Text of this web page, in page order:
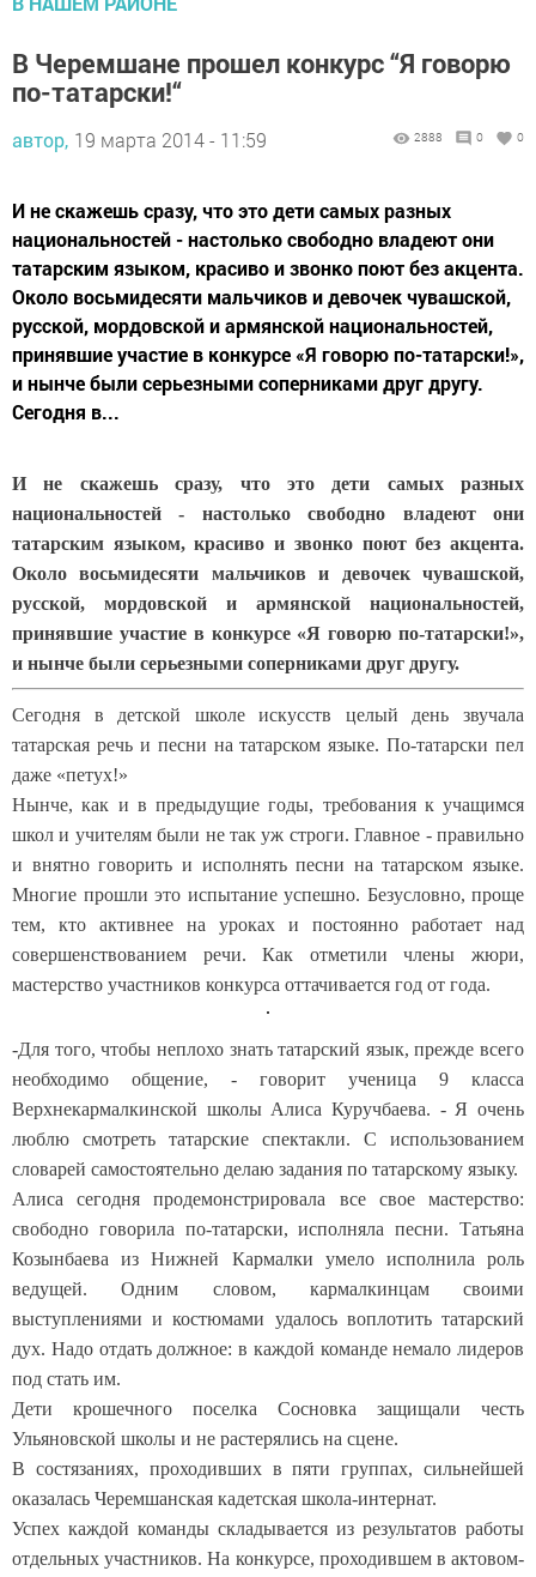
В Черемшане прошел конкурс “Я говорю
по-татарски!“
автор, 19 марта 2014 - 11:59 2888 0 0
И не скажешь сразу, что это дети самых разных
национальностей - настолько свободно владеют они
татарским языком, красиво и звонко поют без акцента.
Около восьмидесяти мальчиков и девочек чувашской,
русской, мордовской и армянской национальностей,
принявшие участие в конкурсе «Я говорю по-татарски!»,
и нынче были серьезными соперниками друг другу.
Сегодня в...
И не скажешь сразу, что это дети самых разных
национальностей - настолько свободно владеют они
татарским языком, красиво и звонко поют без акцента.
Около восьмидесяти мальчиков и девочек чувашской,
русской, мордовской и армянской национальностей,
принявшие участие в конкурсе «Я говорю по-татарски!»,
и нынче были серьезными соперниками друг другу.
Сегодня в детской школе искусств целый день звучала
татарская речь и песни на татарском языке. По-татарски пел
даже «петух!»
Нынче, как и в предыдущие годы, требования к учащимся
школ и учителям были не так уж строги. Главное - правильно
и внятно говорить и исполнять песни на татарском языке.
Многие прошли это испытание успешно. Безусловно, проще
тем, кто активнее на уроках и постоянно работает над
совершенствованием речи. Как отметили члены жюри,
мастерство участников конкурса оттачивается год от года.
-Для того, чтобы неплохо знать татарский язык, прежде всего
необходимо общение, - говорит ученица 9 класса
Верхнекармалкинской школы Алиса Куручбаева. - Я очень
люблю смотреть татарские спектакли. С использованием
словарей самостоятельно делаю задания по татарскому языку.
Алиса сегодня продемонстрировала все свое мастерство:
свободно говорила по-татарски, исполняла песни. Татьяна
Козынбаева из Нижней Кармалки умело исполнила роль
ведущей. Одним словом, кармалкинцам своими
выступлениями и костюмами удалось воплотить татарский
дух. Надо отдать должное: в каждой команде немало лидеров
под стать им.
Дети крошечного поселка Сосновка защищали честь
Ульяновской школы и не растерялись на сцене.
В состязаниях, проходивших в пяти группах, сильнейшей
оказалась Черемшанская кадетская школа-интернат.
Успех каждой команды складывается из результатов работы
отдельных участников. На конкурсе, проходившем в актовом-